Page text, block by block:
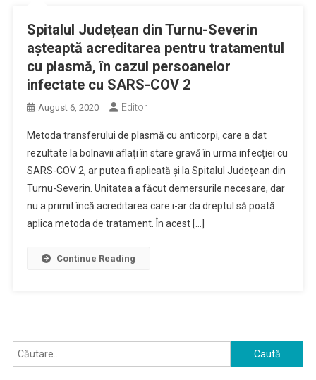
Spitalul Județean din Turnu-Severin
așteaptă acreditarea pentru tratamentul
cu plasmă, în cazul persoanelor
infectate cu SARS-COV 2
August 6, 2020 Editor
Metoda transferului de plasmă cu anticorpi, care a dat
rezultate la bolnavii aflați în stare gravă în urma infecției cu
SARS-COV 2, ar putea fi aplicată și la Spitalul Județean din
Turnu-Severin. Unitatea a făcut demersurile necesare, dar
nu a primit încă acreditarea care i-ar da dreptul să poată
aplica metoda de tratament. În acest […]
Continue Reading
Caută
după: